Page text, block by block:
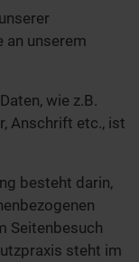
an unserem
wie z.B.
Anschrift etc., ist
besteht darin,
Seitenbesuch
steht im